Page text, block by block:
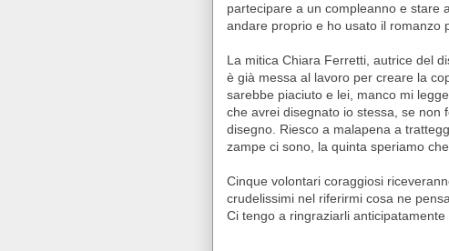
partecipare a un compleanno e stare
andare proprio e ho usato il romanzo
La mitica Chiara Ferretti, autrice del
è già messa al lavoro per creare la
sarebbe piaciuto e lei, manco mi
che avrei disegnato io stessa, se non
disegno. Riesco a malapena a
zampe ci sono, la quinta speriamo
Cinque volontari coraggiosi
crudelissimi nel riferirmi cosa ne
Ci tengo a ringraziarli anticipatamente